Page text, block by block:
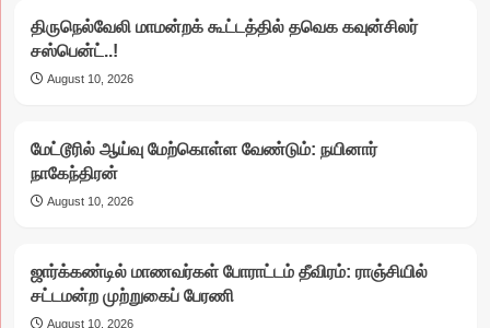
திருநெல்வேலி மாமன்றக் கூட்டத்தில் தவெக கவுன்சிலர்
சஸ்பென்ட்..!
August 10, 2026
மேட்டூரில் ஆய்வு மேற்கொள்ள வேண்டும்: நயினார்
நாகேந்திரன்
August 10, 2026
ஜார்க்கண்டில் மாணவர்கள் போராட்டம் தீவிரம்: ராஞ்சியில்
சட்டமன்ற முற்றுகைப் பேரணி
August 10, 2026